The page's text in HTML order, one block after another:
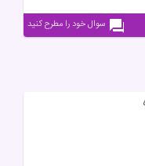
سوال خود را مطرح کنید